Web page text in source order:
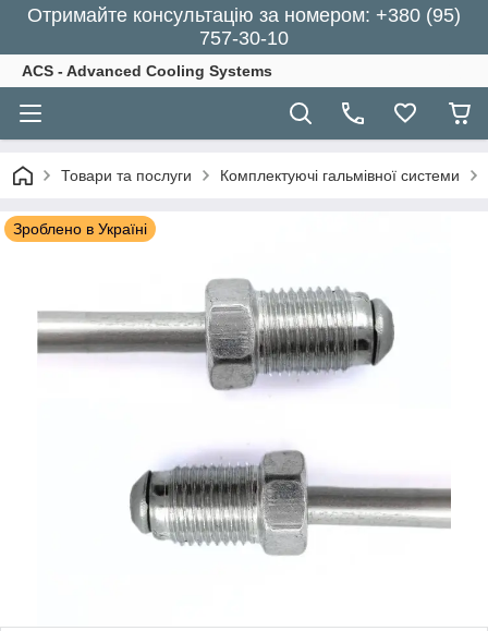
Отримайте консультацію за номером: +380 (95)
757-30-10
ACS - Advanced Cooling Systems
Товари та послуги Комплектуючі гальмівної системи
Зроблено в Україні